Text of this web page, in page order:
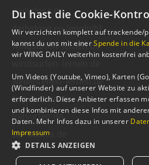
dailydose.de
dailydose.eu (english)
wingsurfen-lernen.de
wellenreiten-lernen.de
sup-basics.de
foilsurfen.de
ski-basics.de
Du hast die Cookie-
Wir verzichten komplett auf trackende/
kannst du uns mit einerSpende in die
wir WING DAILY weiterhin kostenfrei
Um Videos (Youtube, Vimeo), Karten
(Windfinder) auf unserer Website zu
erforderlich. Diese Anbieter erfassen
und kombinieren diese Infos mit
Daten. Mehr Infos dazu in unserer
Impressum
DETAILS ANZEIGEN